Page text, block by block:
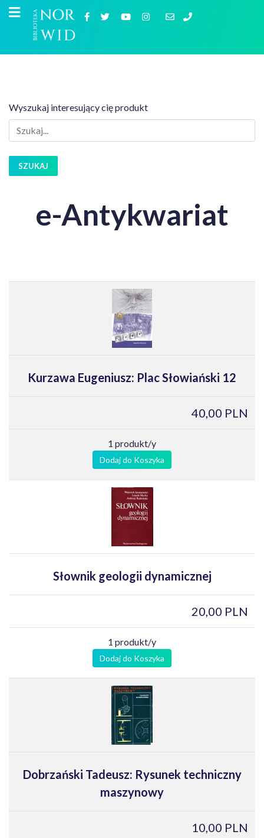
Wyszukaj interesujący cię produkt
SZUKAJ
e-Antykwariat
Kurzawa Eugeniusz: Plac Słowiański 12
40,00 PLN
1 produkt/y
Dodaj do Koszyka
Słownik geologii dynamicznej
20,00 PLN
1 produkt/y
Dodaj do Koszyka
Dobrzański Tadeusz: Rysunek techniczny
maszynowy
10,00 PLN